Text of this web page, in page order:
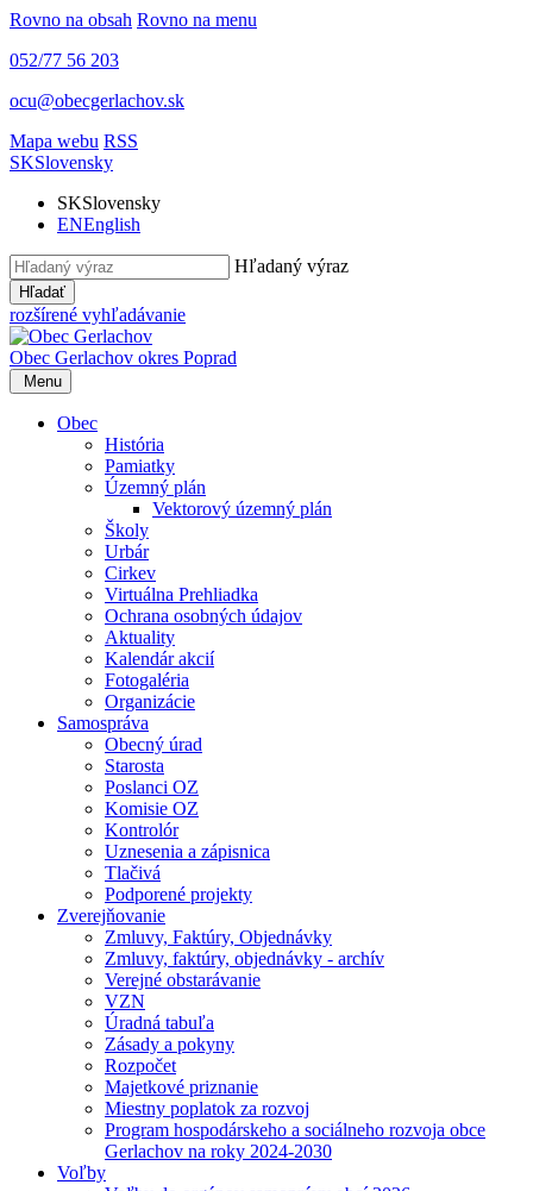
Rovno na obsah Rovno na menu
052/77 56 203
ocu@obecgerlachov.sk
Mapa webu RSS
SKSlovensky
SKSlovensky
ENEnglish
Hľadaný výraz
Hľadať
rozšírené vyhľadávanie
Obec Gerlachov okres Poprad
Menu
Obec
História
Pamiatky
Územný plán
Vektorový územný plán
Školy
Urbár
Cirkev
Virtuálna Prehliadka
Ochrana osobných údajov
Aktuality
Kalendár akcií
Fotogaléria
Organizácie
Samospráva
Obecný úrad
Starosta
Poslanci OZ
Komisie OZ
Kontrolór
Uznesenia a zápisnica
Tlačivá
Podporené projekty
Zverejňovanie
Zmluvy, Faktúry, Objednávky
Zmluvy, faktúry, objednávky - archív
Verejné obstarávanie
VZN
Úradná tabuľa
Zásady a pokyny
Rozpočet
Majetkové priznanie
Miestny poplatok za rozvoj
Program hospodárskeho a sociálneho rozvoja obce
Gerlachov na roky 2024-2030
Voľby